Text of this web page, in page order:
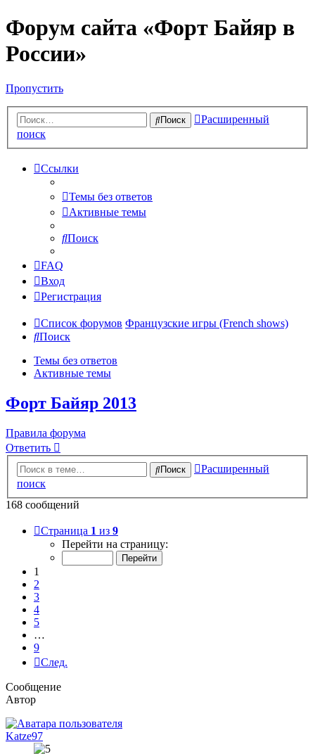
Форум сайта «Форт Байяр в
России»
Пропустить
Поиск
Расширенный
поиск
Ссылки
Темы без ответов
Активные темы
Поиск
FAQ
Вход
Регистрация
Список форумов Французские игры (French shows)
Поиск
Темы без ответов
Активные темы
Форт Байяр 2013
Правила форума
Ответить
Поиск
Расширенный
поиск
168 сообщений
Страница 1 из 9
Перейти на страницу:
1
2
3
4
5
…
9
След.
Сообщение
Автор
Katze97